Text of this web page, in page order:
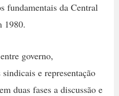
fundamentais da Central
1980.
governo,
e representação
duas fases a discussão e